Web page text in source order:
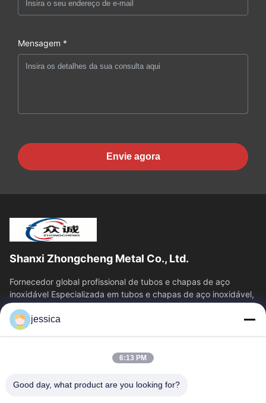
Mensagem *
Envie agora
Shanxi Zhongcheng Metal Co., Ltd.
Fornecedor global profissional de tubos e chapas de aço
inoxidável Especializada em tubos e chapas de aço inoxidável,
fornecendo uma solução de...
Relações Rápidas
Fábrica
Controle De Qualidade
Fale Conosco
jessica
6:13 PM
Good day, what product are you looking for?